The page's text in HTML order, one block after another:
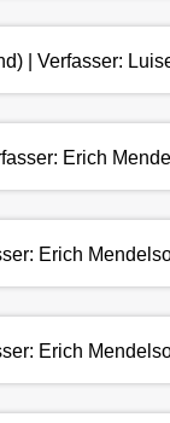
| Verfasser:
Erich
Erich
Erich